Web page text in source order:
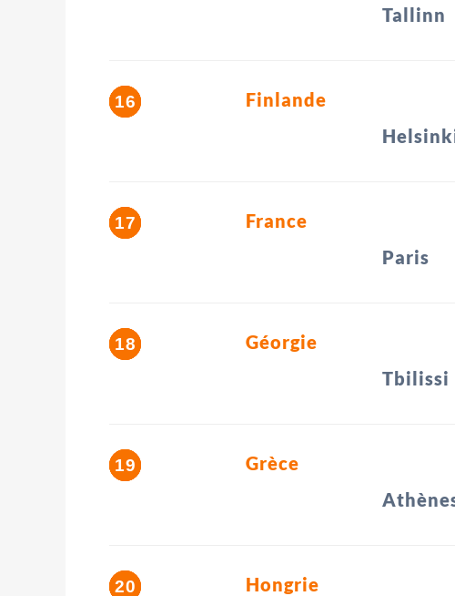
Tallinn
Finlande
France
Paris
Géorgie
Tbilissi
Grèce
Hongrie